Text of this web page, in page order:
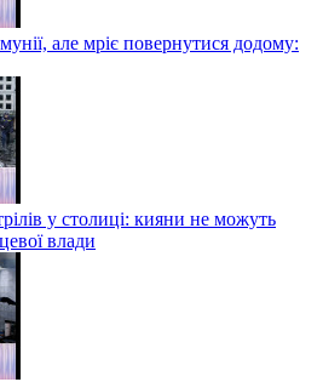
але мріє повернутися додому:
у столиці: кияни не можуть
влади